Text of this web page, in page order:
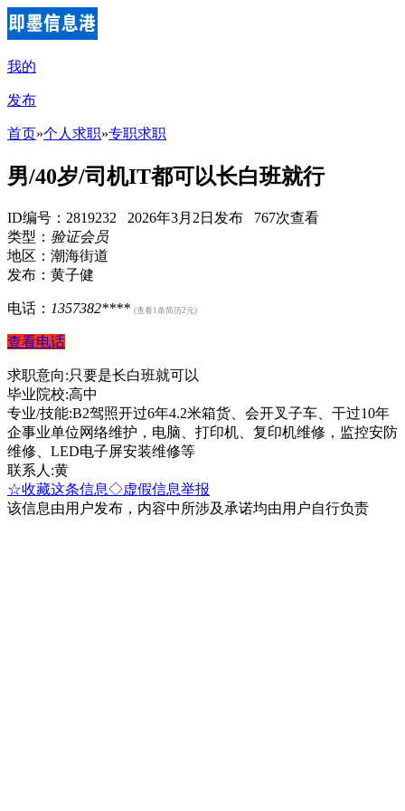
我的
发布
首页»个人求职»专职求职
男/40岁/司机IT都可以长白班就行
ID编号：2819232 2026年3月2日发布 767次查看
类型： 验证会员
地区：潮海街道
发布：黄子健
电话： 1357382**** (查看1条简历2元)
查看电话
求职意向:只要是长白班就可以
毕业院校:高中
专业/技能:B2驾照开过6年4.2米箱货、会开叉子车、干过10年
企事业单位网络维护，电脑、打印机、复印机维修，监控安防
维修、LED电子屏安装维修等
联系人:黄
☆收藏这条信息◇虚假信息举报
该信息由用户发布，内容中所涉及承诺均由用户自行负责